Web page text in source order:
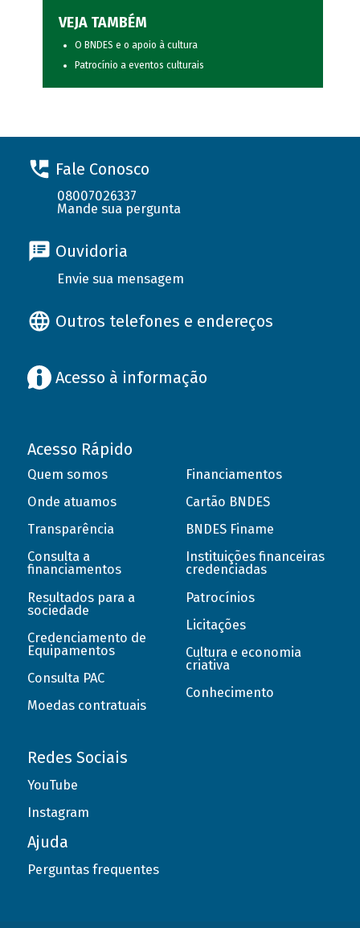
VEJA TAMBÉM
O BNDES e o apoio à cultura
Patrocínio a eventos culturais
Fale Conosco
08007026337
Mande sua pergunta
Ouvidoria
Envie sua mensagem
Outros telefones e endereços
Acesso à informação
Acesso Rápido
Quem somos
Onde atuamos
Transparência
Consulta a
financiamentos
Resultados para a
sociedade
Credenciamento de
Equipamentos
Consulta PAC
Moedas contratuais
Financiamentos
Cartão BNDES
BNDES Finame
Instituições financeiras
credenciadas
Patrocínios
Licitações
Cultura e economia
criativa
Conhecimento
Redes Sociais
YouTube
Instagram
Ajuda
Perguntas frequentes